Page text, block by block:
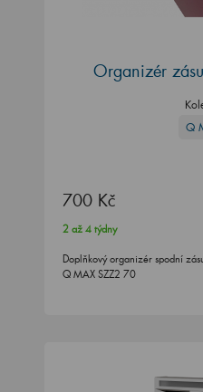
Organizér
Q
700 Kč
2 až 4 týdny
Doplňkový organizér spodní
Q MAX SZZ2 70